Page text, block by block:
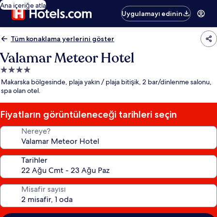
Ana içeriğe atla
Uygulamayı edinin
Tüm konaklama yerlerini göster
Valamar Meteor Hotel
4.0
yıldızlı
konaklama
yeri
Makarska bölgesinde, plaja yakın / plaja bitişik, 2 bar/dinlenme salonu,
spa olan otel.
Fiyatların görüntüleneceği tarihleri seçin
Nereye?
Tarihler
Misafir sayısı